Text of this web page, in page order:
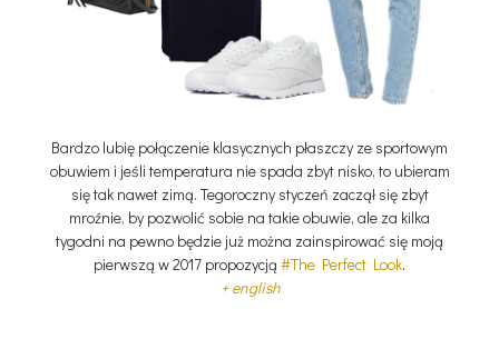
Bardzo lubię połączenie klasycznych płaszczy ze sportowym
obuwiem i jeśli temperatura nie spada zbyt nisko, to ubieram
się tak nawet zimą. Tegoroczny styczeń zaczął się zbyt
mroźnie, by pozwolić sobie na takie obuwie, ale za kilka
tygodni na pewno będzie już można zainspirować się moją
pierwszą w 2017 propozycją #The Perfect Look.
+ english